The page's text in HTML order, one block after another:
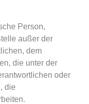
Person,
außer der
dem
die unter der
oder
die